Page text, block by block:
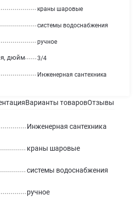
Инженерная сантехника
краны шаровые
системы водоснабжения
ручное
дюйм 3/4
Варианты товаровОтзывы
Инженерная сантехника
краны шаровые
системы водоснабжения
ручное